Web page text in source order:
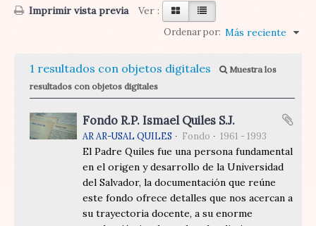
Imprimir vista previa Ver :
Ordenar por: Más reciente
1 resultados con objetos digitales
Muestra los
resultados con objetos digitales
Fondo R.P. Ismael Quiles S.J.
AR AR-USAL QUILES Fondo 1961 - 1993
El Padre Quiles fue una persona fundamental
en el origen y desarrollo de la Universidad
del Salvador, la documentación que reúne
este fondo ofrece detalles que nos acercan a
su trayectoria docente, a su enorme